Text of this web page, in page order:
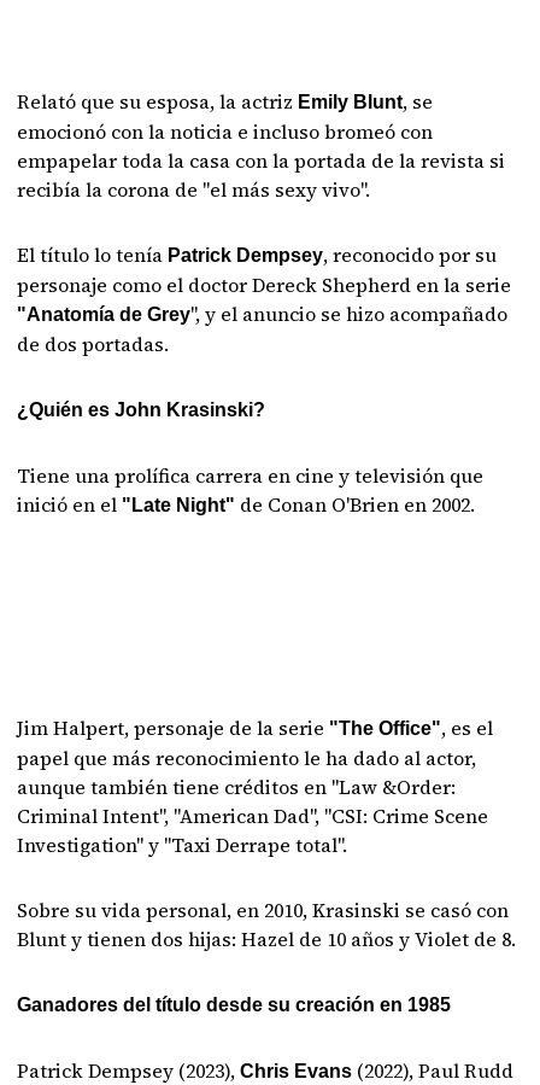
Relató que su esposa, la actriz Emily Blunt, se
emocionó con la noticia e incluso bromeó con
empapelar toda la casa con la portada de la revista si
recibía la corona de "el más sexy vivo".
El título lo tenía Patrick Dempsey, reconocido por su
personaje como el doctor Dereck Shepherd en la serie
"Anatomía de Grey", y el anuncio se hizo acompañado
de dos portadas.
¿Quién es John Krasinski?
Tiene una prolífica carrera en cine y televisión que
inició en el "Late Night" de Conan O'Brien en 2002.
Jim Halpert, personaje de la serie "The Office", es el
papel que más reconocimiento le ha dado al actor,
aunque también tiene créditos en "Law &Order:
Criminal Intent", "American Dad", "CSI: Crime Scene
Investigation" y "Taxi Derrape total".
Sobre su vida personal, en 2010, Krasinski se casó con
Blunt y tienen dos hijas: Hazel de 10 años y Violet de 8.
Ganadores del título desde su creación en 1985
Patrick Dempsey (2023),Chris Evans (2022), Paul Rudd